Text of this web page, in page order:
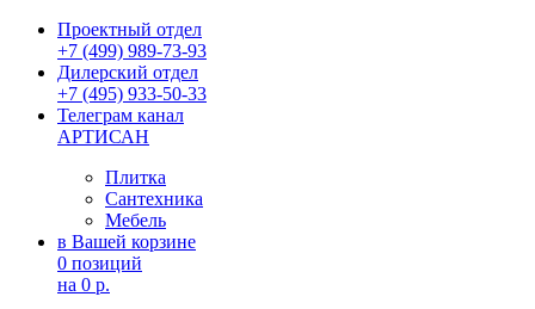
Проектный отдел
+7 (499) 989-73-93
Дилерский отдел
+7 (495) 933-50-33
Телеграм канал
АРТИСАН
Плитка
Сантехника
Мебель
в Вашей корзине
0 позиций
на 0 р.